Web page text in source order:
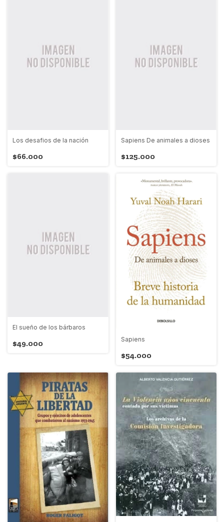
Los desafios de la nación
$66.000
Sapiens De animales a dioses
$125.000
El sueño de los bárbaros
$49.000 Sapiens
$54.000